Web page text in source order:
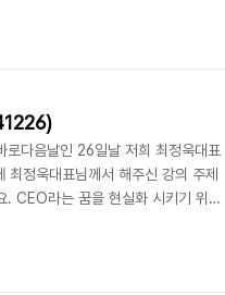
) - 1500,000원 1일 체험 학습
다음날인 26일날 저희 최정욱대표
정욱대표님께서 해주신 강의 주제
CEO라는 꿈을 현실화 시키기 위해
치있는 강의에 청원중학생들이 집중